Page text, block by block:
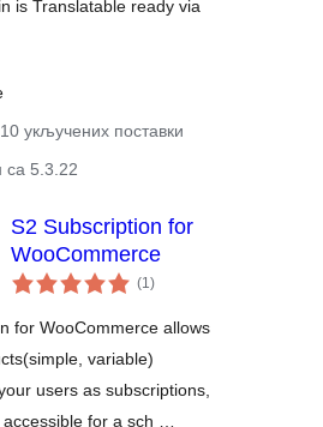
is Translatable ready via
укључених поставки
са 5.3.22
S2 Subscription for
WooCommerce
(1укупних
оцена
)
for WooCommerce allows
variable)
users as subscriptions,
for a sch …